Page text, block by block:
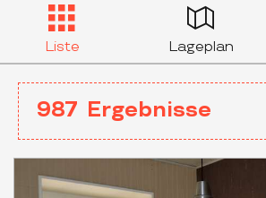
Liste Lageplan
987 Ergebnisse